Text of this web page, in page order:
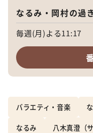
なるみ・岡村の過
毎週(月)よる11:17
バラエティ・音楽
なるみ 八木真澄（